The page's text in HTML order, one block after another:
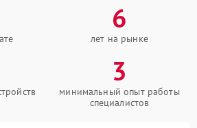
6
лет на рынке
3
минимальный опыт работы
специалистов